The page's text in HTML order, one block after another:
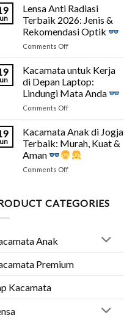
Cek
Fakta
&
Solusinya
Minus
Tapi
Bagus
di
Tipsnya
2026
Lensa Anti Radiasi
Terbaik 2026: Jenis &
Rekomendasi Optik
Comments Offon
Anti
Terbaik
2026:
Jenis
Rekomendasi
Optik
Kacamata untuk Kerja
di Depan Laptop:
Lindungi Mata Anda
Comments Offon
untuk
di
Depan
Laptop:
Anda
Kacamata Anak di Jogja
Terbaik: Murah, Kuat &
Aman
Comments Offon
di
Aman
CATEGORIES
Anak
Premium
Kacamata